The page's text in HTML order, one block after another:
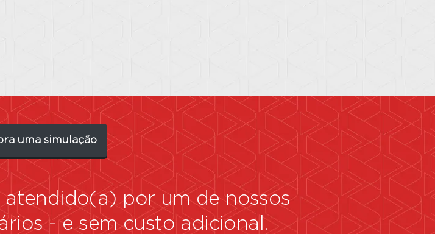
uma simulação
atendido(a) por um de nossos
-e sem custo adicional.